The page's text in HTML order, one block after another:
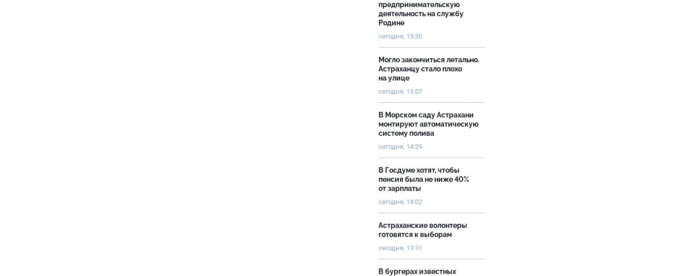
предпринимательскую
деятельность на службу
Родине
сегодня, 15:30
Могло закончиться летально.
Астраханцу стало плохо
на улице
сегодня, 15:07
В Морском саду Астрахани
монтируют автоматическую
систему полива
сегодня, 14:29
В Госдуме хотят, чтобы
пенсия была не ниже 40%
от зарплаты
сегодня, 14:02
Астраханские волонтеры
готовятся к выборам
сегодня, 13:31
В бургерах известных